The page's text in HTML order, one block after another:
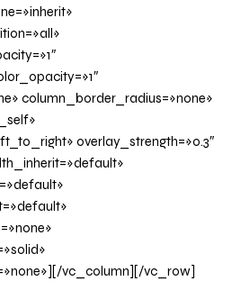
column_border_radius=»none»
overlay_strength=»0.3″
vc_column][/vc_row]